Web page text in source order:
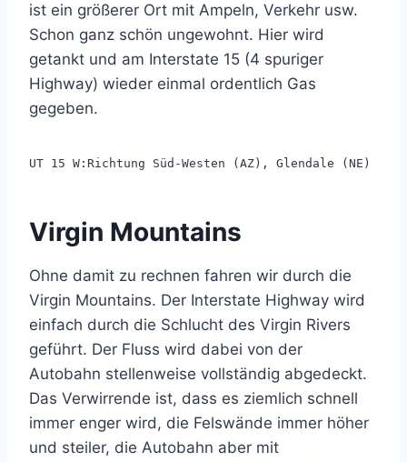
ist ein größerer Ort mit Ampeln, Verkehr usw.
Schon ganz schön ungewohnt. Hier wird
getankt und am Interstate 15 (4 spuriger
Highway) wieder einmal ordentlich Gas
gegeben.
UT 15 W:Richtung Süd-Westen (AZ), Glendale (NE)
Virgin Mountains
Ohne damit zu rechnen fahren wir durch die
Virgin Mountains. Der Interstate Highway wird
einfach durch die Schlucht des Virgin Rivers
geführt. Der Fluss wird dabei von der
Autobahn stellenweise vollständig abgedeckt.
Das Verwirrende ist, dass es ziemlich schnell
immer enger wird, die Felswände immer höher
und steiler, die Autobahn aber mit